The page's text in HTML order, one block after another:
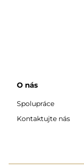
O nás
Spolupráce
Kontaktujte nás